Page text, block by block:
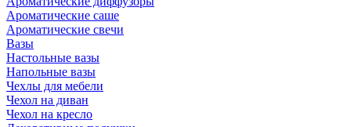
Ароматические саше
Ароматические свечи
Вазы
Настольные вазы
Напольные вазы
Чехлы для мебели
Чехол на диван
Чехол на кресло